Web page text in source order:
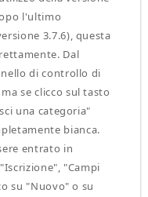
l'ultimo
3.7.6), questa
Dal
di controllo di
se clicco sul tasto
una categoria"
bianca.
entrato in
"Campi
su "Nuovo" o su